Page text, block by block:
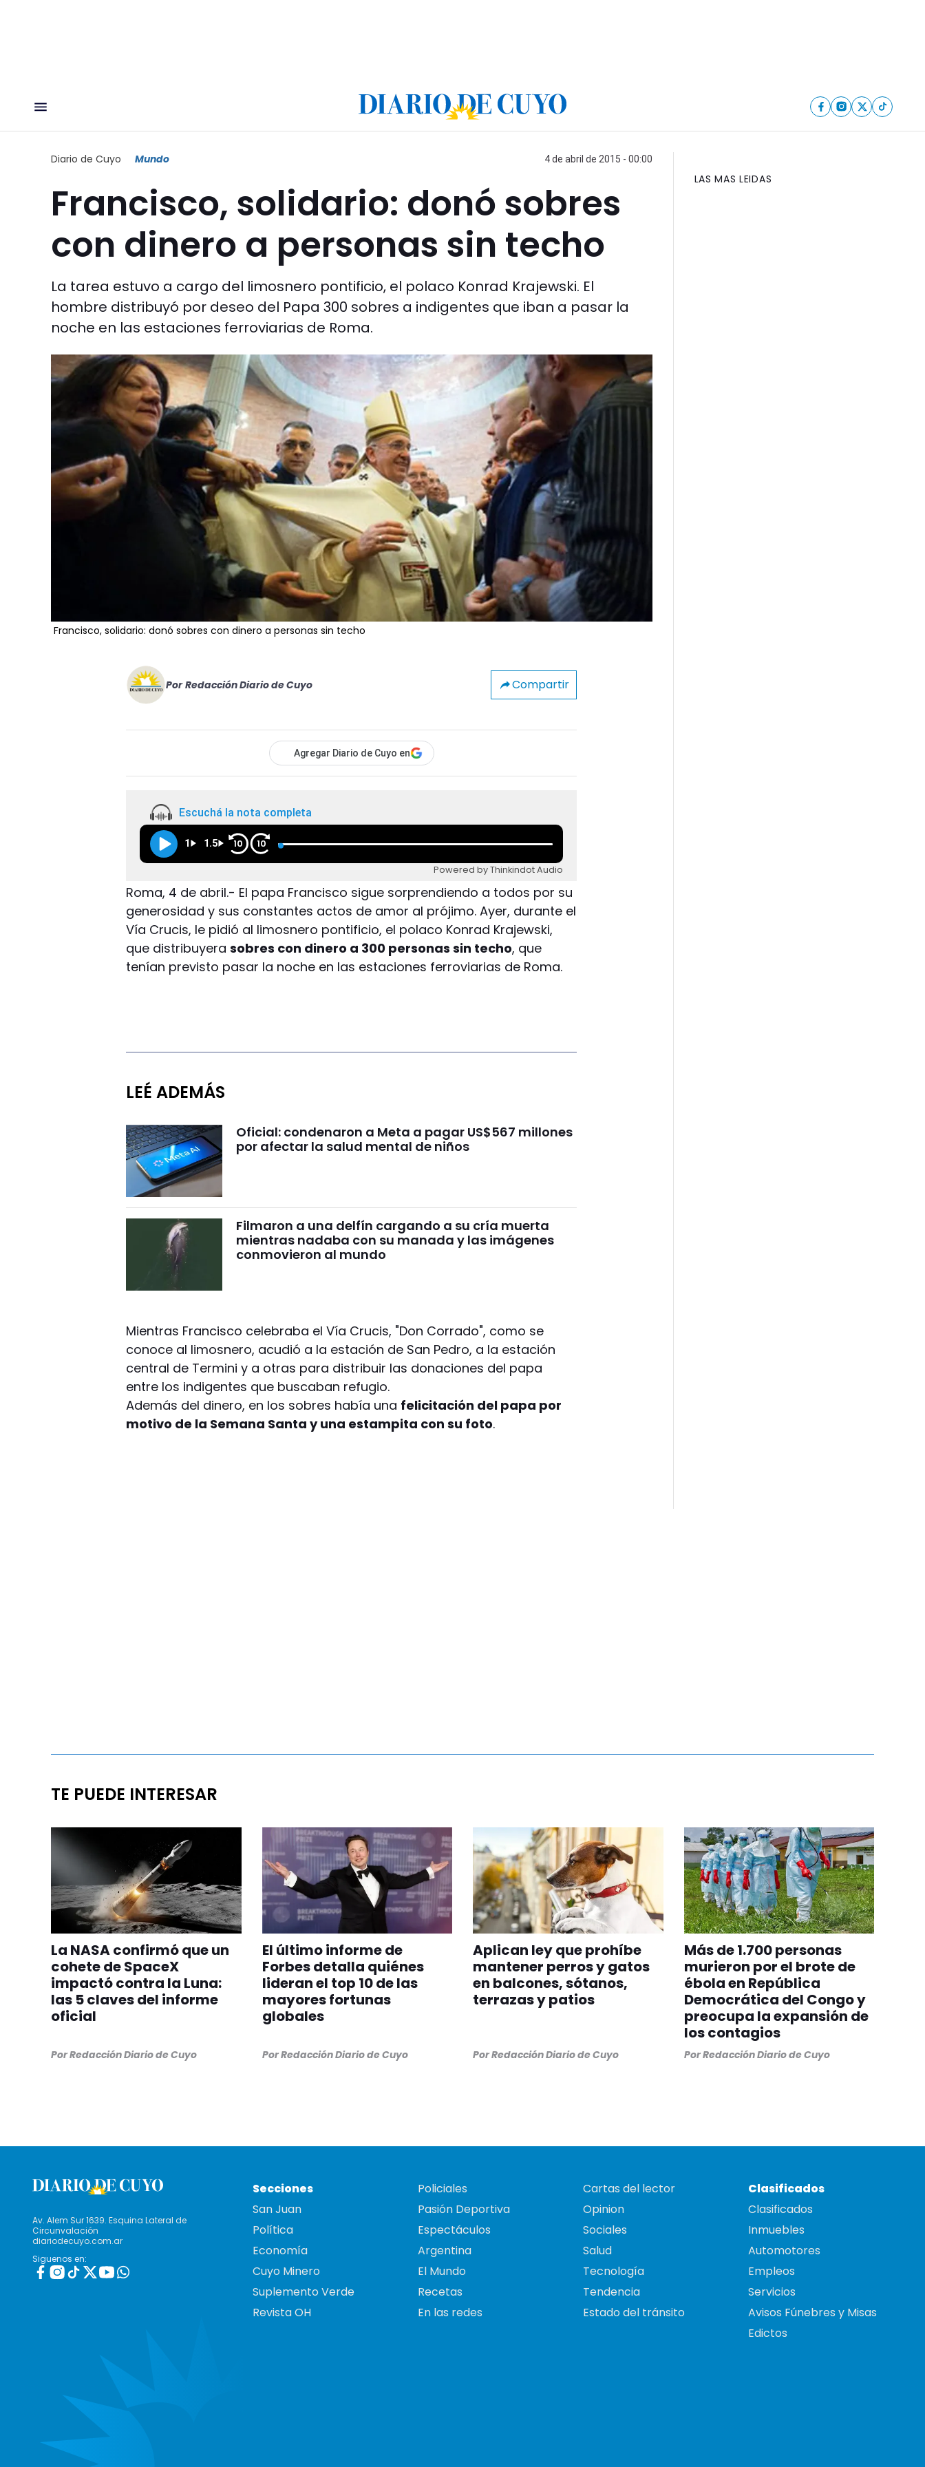
Diario de Cuyo Mundo 4 de abril de 2015 - 00:00
Francisco, solidario: donó sobres
con dinero a personas sin techo
La tarea estuvo a cargo del limosnero pontificio, el polaco Konrad Krajewski. El
hombre distribuyó por deseo del Papa 300 sobres a indigentes que iban a pasar la
noche en las estaciones ferroviarias de Roma.
Francisco, solidario: donó sobres con dinero a personas sin techo
Por Redacción Diario de Cuyo Compartir
Agregar Diario de Cuyo en
Escuchá la nota completa
1 1.5 10 10
Powered by Thinkindot Audio
Roma, 4 de abril.- El papa Francisco sigue sorprendiendo a todos por su
generosidad y sus constantes actos de amor al prójimo. Ayer, durante el
Vía Crucis, le pidió al limosnero pontificio, el polaco Konrad Krajewski,
que distribuyerasobres con dinero a 300 personas sin techo, que
tenían previsto pasar la noche en las estaciones ferroviarias de Roma.
LEÉ ADEMÁS
Oficial: condenaron a Meta a pagar US$567 millones
por afectar la salud mental de niños
Filmaron a una delfín cargando a su cría muerta
mientras nadaba con su manada y las imágenes
conmovieron al mundo
Mientras Francisco celebraba el Vía Crucis, "Don Corrado", como se
conoce al limosnero, acudió a la estación de San Pedro, a la estación
central de Termini y a otras para distribuir las donaciones del papa
entre los indigentes que buscaban refugio.
Además del dinero, en los sobres había una felicitación del papa por
motivo de la Semana Santa y una estampita con su foto.
LAS MAS LEIDAS
TE PUEDE INTERESAR
La NASA confirmó que un
cohete de SpaceX
impactó contra la Luna:
las 5 claves del informe
oficial
PorRedacción Diario de Cuyo
El último informe de
Forbes detalla quiénes
lideran el top 10 de las
mayores fortunas
globales
PorRedacción Diario de Cuyo
Aplican ley que prohíbe
mantener perros y gatos
en balcones, sótanos,
terrazas y patios
PorRedacción Diario de Cuyo
Más de 1.700 personas
murieron por el brote de
ébola en República
Democrática del Congo y
preocupa la expansión de
los contagios
PorRedacción Diario de Cuyo
Av. Alem Sur 1639. Esquina Lateral de
Circunvalación
diariodecuyo.com.ar
Siguenos en:
Secciones
San Juan
Política
Economía
Cuyo Minero
Suplemento Verde
Revista OH
Policiales
Pasión Deportiva
Espectáculos
Argentina
El Mundo
Recetas
En las redes
Cartas del lector
Opinion
Sociales
Salud
Tecnología
Tendencia
Estado del tránsito
Clasificados
Clasificados
Inmuebles
Automotores
Empleos
Servicios
Avisos Fúnebres y Misas
Edictos